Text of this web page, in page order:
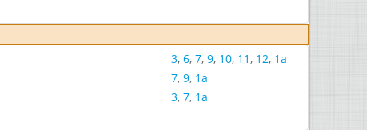
3, 6, 7, 9, 10, 11, 12, 1a
7, 9, 1a
3, 7, 1a